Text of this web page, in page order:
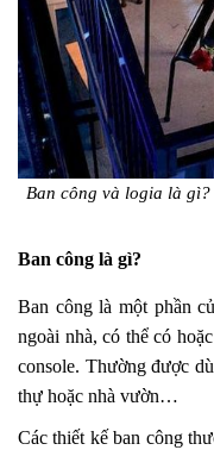
Ban công và logia là
Ban công là gì?
Ban công là một phần
ngoài nhà, có thể có
console. Thường được
thự hoặc nhà vườn…
Các thiết kế ban công